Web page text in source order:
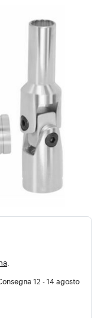
12 - 14 agosto